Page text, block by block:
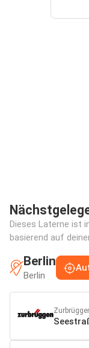
Dieses Laterne ist
basierend auf
Berlin
Berlin